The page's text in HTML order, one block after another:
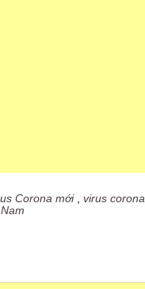
Corona mới,virus corona